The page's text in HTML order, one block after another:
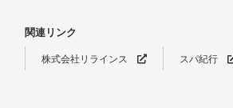
関連リンク
株式会社リラインス スパ紀行